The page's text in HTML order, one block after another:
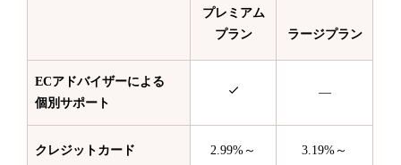
プレミアム
プラン
ラージプラン
ECアドバイザーによる
個別サポート
—
クレジットカード 2.99%～ 3.19%～